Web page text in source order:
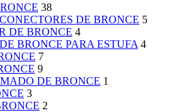
38
DE BRONCE 5
DE BRONCE 4
BRONCE PARA ESTUFA 4
7
9
DE BRONCE 1
3
2